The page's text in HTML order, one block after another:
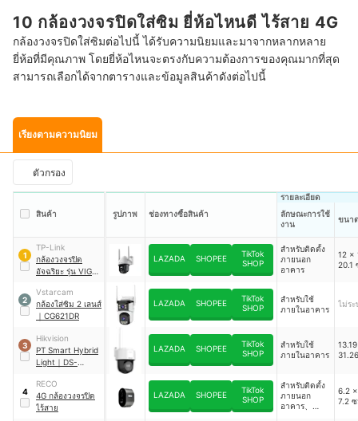
10 กล้องวงจรปิดใส่ซิม ยี่ห้อไหนดี ไร้สาย 4G
กล้องวงจรปิดใส่ซิมต่อไปนี้ ได้รับความนิยมและมาจากหลากหลาย
ยี่ห้อที่มีคุณภาพ โดยยี่ห้อไหนจะตรงกับความต้องการของคุณมากที่สุด
สามารถเลือกได้จากตารางและข้อมูลสินค้าดังต่อไปนี้
เรียงตามความนิยม
ตัวกรอง
สินค้า รูปภาพ ช่องทางซื้อสินค้า
รายละเอียด
ลักษณะการใช้
งาน
ขนา
1
TP-Link
กล้องวงจรปิด
อัจฉริยะ รุ่น VIGI
LAZADA SHOPEE
TikTok
SHOP
สำหรับติดตั้ง
ภายนอก
อาคาร
12 x
20.1
2
Vstarcam
กล้องใส่ซิม 2 เลนส์
｜ CG621DR
LAZADA SHOPEE
TikTok
SHOP
สำหรับใช้
ภายในอาคาร
ไม่ระ
3
Hikvision
PT Smart Hybrid
Light ｜ DS-
4G
LAZADA SHOPEE
TikTok
SHOP
สำหรับใช้
ภายในอาคาร
4
RECO
4G กล้องวงจรปิด
ไร้สาย
LAZADA SHOPEE
TikTok
SHOP
สำหรับติดตั้ง
ภายนอก
อาคาร、
6.2
7.2